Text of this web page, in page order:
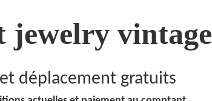
vintage
déplacement gratuits